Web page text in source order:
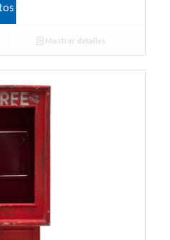
Mostrar detalles